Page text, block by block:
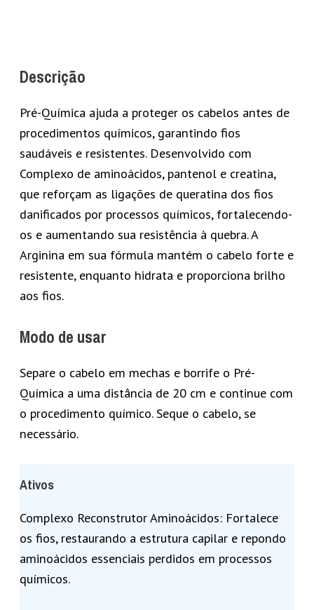
Descrição
Pré-Química ajuda a proteger os cabelos antes de
procedimentos químicos, garantindo fios
saudáveis e resistentes. Desenvolvido com
Complexo de aminoácidos, pantenol e creatina,
que reforçam as ligações de queratina dos fios
danificados por processos químicos, fortalecendo-
os e aumentando sua resistência à quebra. A
Arginina em sua fórmula mantém o cabelo forte e
resistente, enquanto hidrata e proporciona brilho
aos fios.
Modo de usar
Separe o cabelo em mechas e borrife o Pré-
Química a uma distância de 20 cm e continue com
o procedimento químico. Seque o cabelo, se
necessário.
Ativos
Complexo Reconstrutor Aminoácidos: Fortalece
os fios, restaurando a estrutura capilar e repondo
aminoácidos essenciais perdidos em processos
químicos.